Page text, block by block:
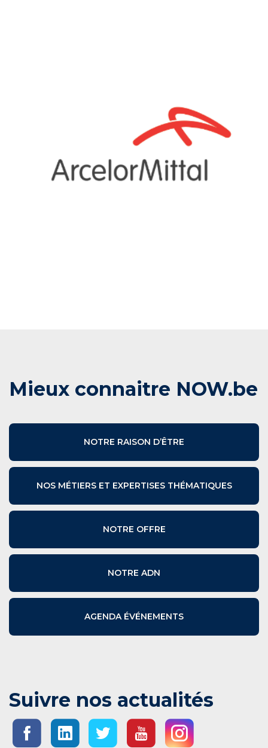
Mieux connaitre NOW.be
NOTRE RAISON D’ÊTRE
NOS MÉTIERS ET EXPERTISES THÉMATIQUES
NOTRE OFFRE
NOTRE ADN
AGENDA ÉVÉNEMENTS
Suivre nos actualités